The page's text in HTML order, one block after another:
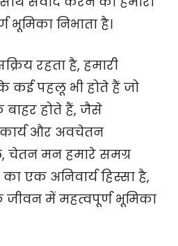
भूमिका निभाता है।
रहता है, हमारी
कई पहलू भी होते हैं जो
होते हैं, जैसे
कार्य और अवचेतन
चेतन मन हमारे समग्र
एक अनिवार्य हिस्सा है,
में महत्वपूर्ण भूमिका